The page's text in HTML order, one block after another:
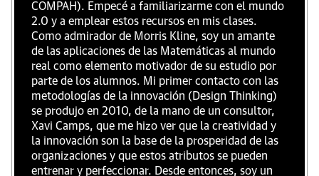
COMPAH). Empecé a familiarizarme con el mundo
2.0 y a emplear estos recursos en mis clases.
Como admirador de Morris Kline, soy un amante
de las aplicaciones de las Matemáticas al mundo
real como elemento motivador de su estudio por
parte de los alumnos. Mi primer contacto con las
metodologías de la innovación (Design Thinking)
se produjo en 2010, de la mano de un consultor,
Xavi Camps, que me hizo ver que la creatividad y
la innovación son la base de la prosperidad de las
organizaciones y que estos atributos se pueden
entrenar y perfeccionar. Desde entonces, soy un